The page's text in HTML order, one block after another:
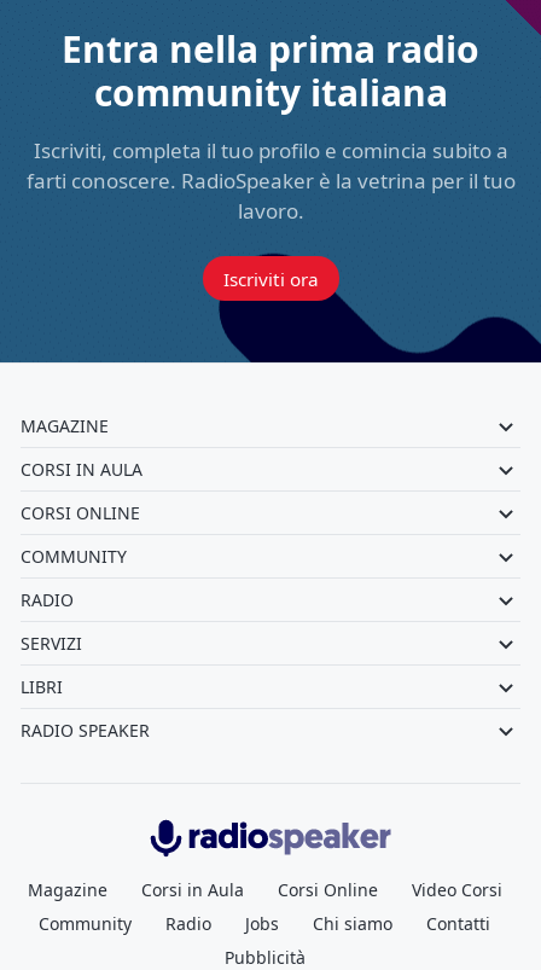
Entra nella prima radio
community italiana
Iscriviti, completa il tuo profilo e comincia subito a
farti conoscere. RadioSpeaker è la vetrina per il tuo
lavoro.
Iscriviti ora
MAGAZINE
CORSI IN AULA
CORSI ONLINE
COMMUNITY
RADIO
SERVIZI
LIBRI
RADIO SPEAKER
Radiospeaker.it
Magazine Corsi in Aula Corsi Online
Video Corsi
Community
Radio Jobs Chi siamo
Contatti
Pubblicità